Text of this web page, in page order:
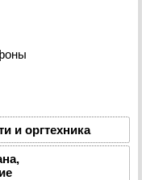
и оргтехника